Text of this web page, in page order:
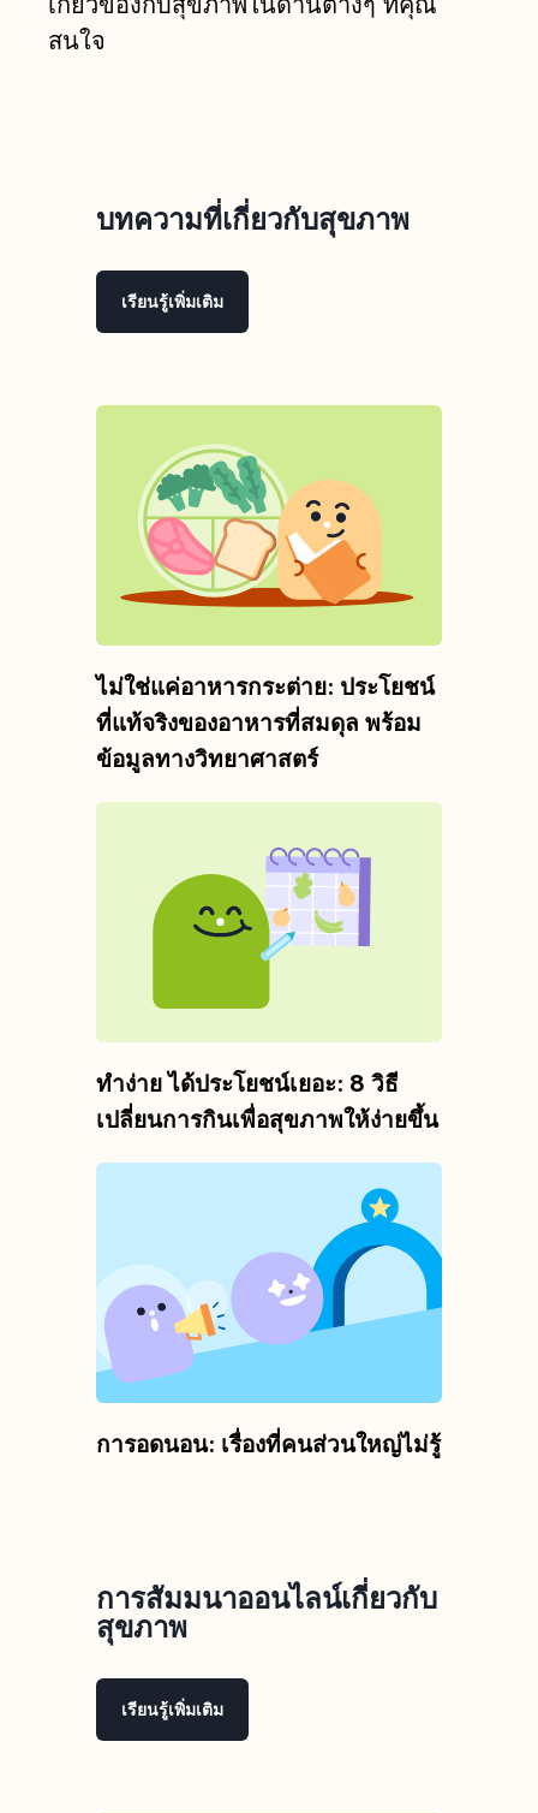
สนใจ
บทความที่เกี่ยวกับสุขภาพ
เรียนรู้เพิ่มเติม
ไม่ใช่แค่อาหารกระต่าย: ประโยชน์
ที่แท้จริงของอาหารที่สมดุล พร้อม
ข้อมูลทางวิทยาศาสตร์
ทำง่าย ได้ประโยชน์เยอะ: 8 วิธี
เปลี่ยนการกินเพื่อสุขภาพให้ง่ายขึ้น
การอดนอน: เรื่องที่คนส่วนใหญ่ไม่รู้
การสัมมนาออนไลน์เกี่ยวกับ
สุขภาพ
เรียนรู้เพิ่มเติม